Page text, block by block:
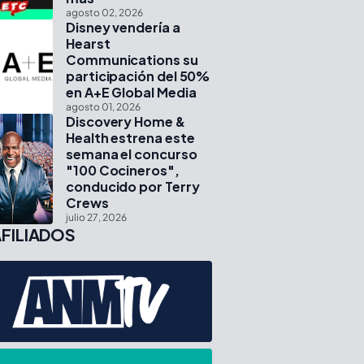
agosto 02, 2026
Disney vendería a
Hearst
Communications su
participación del 50%
en A+E Global Media
agosto 01, 2026
Discovery Home &
Health estrena este
semana el concurso
"100 Cocineros",
conducido por Terry
Crews
julio 27, 2026